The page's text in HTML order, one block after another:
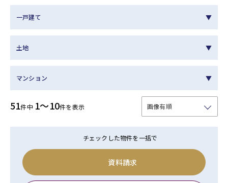
一戸建て
土地
マンション
51件中 1～10件を表示
チェックした物件を一括で
資料請求